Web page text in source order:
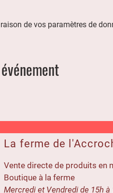
de vos paramètres de
La ferme de
Vente directe de produits en
Boutique à la ferme
Mercredi et Vendredi de 15h à